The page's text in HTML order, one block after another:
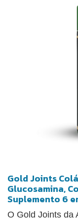
Gold Joints
Glucosamina,
Suplemento 6
O Gold Joints da